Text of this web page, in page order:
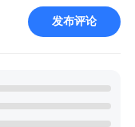
发布评论